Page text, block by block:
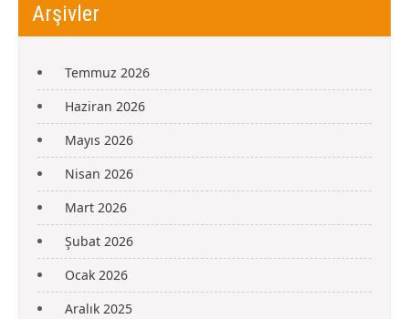
Arşivler
Temmuz 2026
Haziran 2026
Mayıs 2026
Nisan 2026
Mart 2026
Şubat 2026
Ocak 2026
Aralık 2025